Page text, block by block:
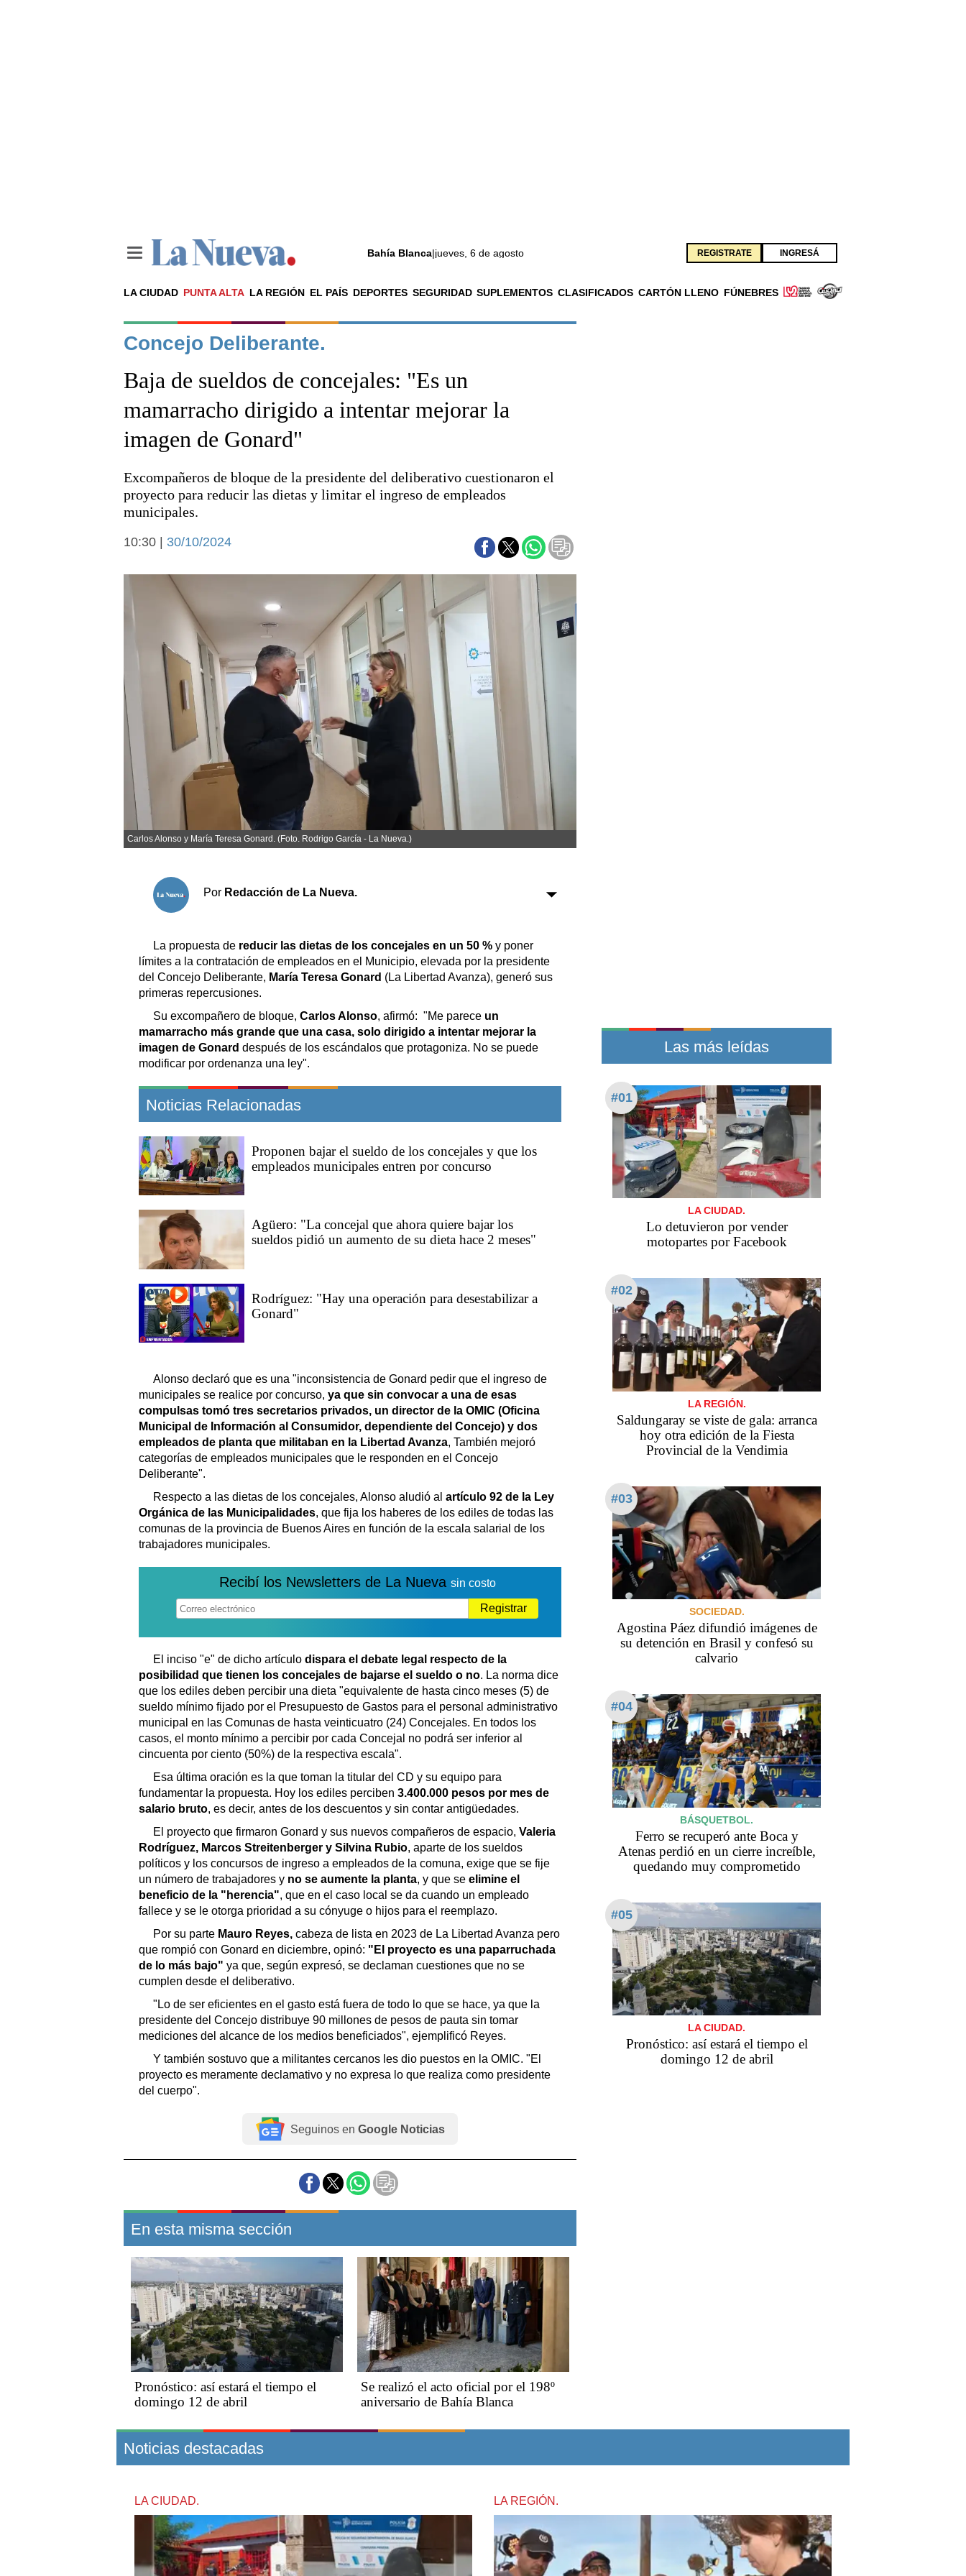
Bahía Blanca|jueves, 6 de agosto REGISTRATE INGRESÁ
LA CIUDAD PUNTA ALTA LA REGIÓN EL PAÍS DEPORTES SEGURIDAD SUPLEMENTOS CLASIFICADOS CARTÓN LLENO FÚNEBRES
Noticias
La ciudad
El país
Seguridad
Liga del Sur
Básquetbol
Cines
Economía y campo
Economía y finanzas
Con el campo
Espacio empresas
Sociedad y tiempo libre
Sociedad
Tecnología
Turismo
Salud
Es viral
El tiempo
Cartón Lleno
Fúnebres
Clasificados
Horóscopo
Servicios
Transportes
Fúnebres
Edictos
Concejo Deliberante.
Baja de sueldos de concejales: "Es un
mamarracho dirigido a intentar mejorar la
imagen de Gonard"
Excompañeros de bloque de la presidente del deliberativo cuestionaron el
proyecto para reducir las dietas y limitar el ingreso de empleados
municipales.
10:30 | 30/10/2024
Carlos Alonso y María Teresa Gonard. (Foto. Rodrigo García - La Nueva.)
Por Redacción de La Nueva.
La propuesta de reducir las dietas de los concejales en un 50 % y poner
límites a la contratación de empleados en el Municipio, elevada por la presidente
del Concejo Deliberante, María Teresa Gonard (La Libertad Avanza), generó sus
primeras repercusiones.
Su excompañero de bloque, Carlos Alonso, afirmó: "Me parece un
mamarracho más grande que una casa, solo dirigido a intentar mejorar la
imagen de Gonard después de los escándalos que protagoniza. No se puede
modificar por ordenanza una ley".
Noticias Relacionadas
Proponen bajar el sueldo de los concejales y que los
empleados municipales entren por concurso
Agüero: "La concejal que ahora quiere bajar los
sueldos pidió un aumento de su dieta hace 2 meses"
Rodríguez: "Hay una operación para desestabilizar a
Gonard"
Alonso declaró que es una "inconsistencia de Gonard pedir que el ingreso de
municipales se realice por concurso, ya que sin convocar a una de esas
compulsas tomó tres secretarios privados, un director de la OMIC (Oficina
Municipal de Información al Consumidor, dependiente del Concejo) y dos
empleados de planta que militaban en la Libertad Avanza, También mejoró
categorías de empleados municipales que le responden en el Concejo
Deliberante".
Respecto a las dietas de los concejales, Alonso aludió al artículo 92 de la Ley
Orgánica de las Municipalidades, que fija los haberes de los ediles de todas las
comunas de la provincia de Buenos Aires en función de la escala salarial de los
trabajadores municipales.
Recibí los Newsletters de La Nueva sin costo
Registrar
El inciso "e" de dicho artículo dispara el debate legal respecto de la
posibilidad que tienen los concejales de bajarse el sueldo o no. La norma dice
que los ediles deben percibir una dieta "equivalente de hasta cinco meses (5) de
sueldo mínimo fijado por el Presupuesto de Gastos para el personal administrativo
municipal en las Comunas de hasta veinticuatro (24) Concejales. En todos los
casos, el monto mínimo a percibir por cada Concejal no podrá ser inferior al
cincuenta por ciento (50%) de la respectiva escala".
Esa última oración es la que toman la titular del CD y su equipo para
fundamentar la propuesta. Hoy los ediles perciben 3.400.000 pesos por mes de
salario bruto, es decir, antes de los descuentos y sin contar antigüedades.
El proyecto que firmaron Gonard y sus nuevos compañeros de espacio, Valeria
Rodríguez, Marcos Streitenberger y Silvina Rubio, aparte de los sueldos
políticos y los concursos de ingreso a empleados de la comuna, exige que se fije
un número de trabajadores y no se aumente la planta, y que se elimine el
beneficio de la "herencia", que en el caso local se da cuando un empleado
fallece y se le otorga prioridad a su cónyuge o hijos para el reemplazo.
Por su parte Mauro Reyes, cabeza de lista en 2023 de La Libertad Avanza pero
que rompió con Gonard en diciembre, opinó: "El proyecto es una paparruchada
de lo más bajo" ya que, según expresó, se declaman cuestiones que no se
cumplen desde el deliberativo.
"Lo de ser eficientes en el gasto está fuera de todo lo que se hace, ya que la
presidente del Concejo distribuye 90 millones de pesos de pauta sin tomar
mediciones del alcance de los medios beneficiados", ejemplificó Reyes.
Y también sostuvo que a militantes cercanos les dio puestos en la OMIC. "El
proyecto es meramente declamativo y no expresa lo que realiza como presidente
del cuerpo".
Seguinos en Google Noticias
En esta misma sección
Pronóstico: así estará el tiempo el
domingo 12 de abril
Se realizó el acto oficial por el 198º
aniversario de Bahía Blanca
Las más leídas
#01
LA CIUDAD.
Lo detuvieron por vender
motopartes por Facebook
#02
LA REGIÓN.
Saldungaray se viste de gala: arranca
hoy otra edición de la Fiesta
Provincial de la Vendimia
#03
SOCIEDAD.
Agostina Páez difundió imágenes de
su detención en Brasil y confesó su
calvario
#04
BÁSQUETBOL.
Ferro se recuperó ante Boca y
Atenas perdió en un cierre increíble,
quedando muy comprometido
#05
LA CIUDAD.
Pronóstico: así estará el tiempo el
domingo 12 de abril
Noticias destacadas
LA CIUDAD. LA REGIÓN.